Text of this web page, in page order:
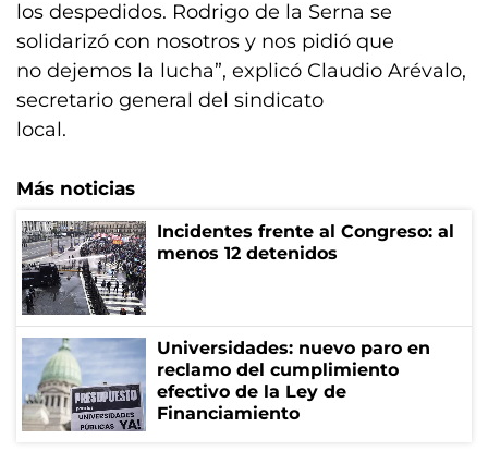
los despedidos. Rodrigo de la Serna se
solidarizó con nosotros y nos pidió que
no dejemos la lucha”, explicó Claudio Arévalo,
secretario general del sindicato
local.
Más noticias
Incidentes frente al Congreso: al
menos 12 detenidos
Universidades: nuevo paro en
reclamo del cumplimiento
efectivo de la Ley de
Financiamiento